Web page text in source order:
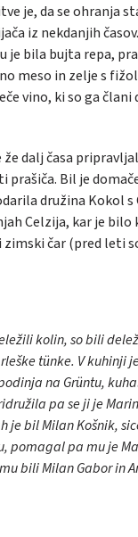
je, da se ohranja
iz nekdanjih
je bila bujta repa,
meso in zelje s
vino, ki so ga
že dalj časa
Bil je
družina Kokol s
Celzija, kar je bilo
čar (pred leti
kolin, so bili
tünke. V kuhinji
na Grüntu,
pa se ji je
je bil Milan Košnik,
pomagal pa mu je
bili Milan Gabor in